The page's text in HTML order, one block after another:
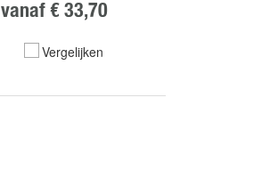
vanaf € 33,70
Vergelijken